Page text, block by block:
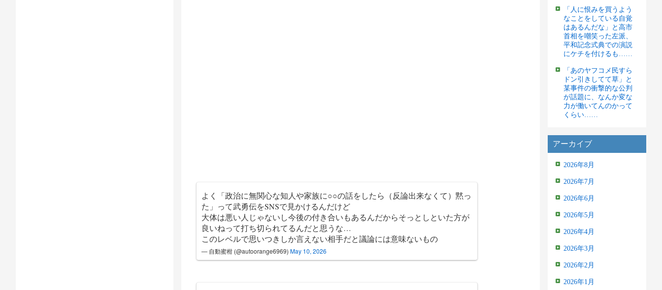
よく「政治に無関心な知人や家族に○○の話をしたら（反論出来なくて）黙っ
た」って武勇伝をSNSで見かけるんだけど
大体は悪い人じゃないし今後の付き合いもあるんだからそっとしといた方が
良いねって打ち切られてるんだと思うな…
このレベルで思いつきしか言えない相手だと議論には意味ないもの
— 自動蜜柑 (@autoorange6969) May 10, 2026
「人に恨みを買うよう
なことをしている自覚
はあるんだな」と高市
首相を嘲笑った左派、
平和記念式典での演説
にケチを付けるも……
「あのヤフコメ民すら
ドン引きしてて草」と
某事件の衝撃的な公判
が話題に、なんか変な
力が働いてんのかって
くらい……
アーカイブ
2026年8月
2026年7月
2026年6月
2026年5月
2026年4月
2026年3月
2026年2月
2026年1月